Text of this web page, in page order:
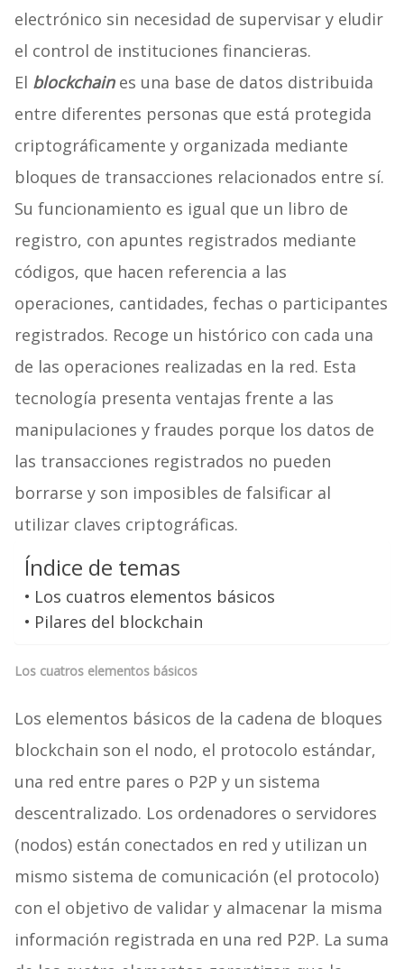
electrónico sin necesidad de supervisar y eludir
el control de instituciones financieras.
El blockchain es una base de datos distribuida
entre diferentes personas que está protegida
criptográficamente y organizada mediante
bloques de transacciones relacionados entre sí.
Su funcionamiento es igual que un libro de
registro, con apuntes registrados mediante
códigos, que hacen referencia a las
operaciones, cantidades, fechas o participantes
registrados. Recoge un histórico con cada una
de las operaciones realizadas en la red. Esta
tecnología presenta ventajas frente a las
manipulaciones y fraudes porque los datos de
las transacciones registrados no pueden
borrarse y son imposibles de falsificar al
utilizar claves criptográficas.
Índice de temas
Los cuatros elementos básicos
Pilares del blockchain
Los cuatros elementos básicos
Los elementos básicos de la cadena de bloques
blockchain son el nodo, el protocolo estándar,
una red entre pares o P2P y un sistema
descentralizado. Los ordenadores o servidores
(nodos) están conectados en red y utilizan un
mismo sistema de comunicación (el protocolo)
con el objetivo de validar y almacenar la misma
información registrada en una red P2P. La suma